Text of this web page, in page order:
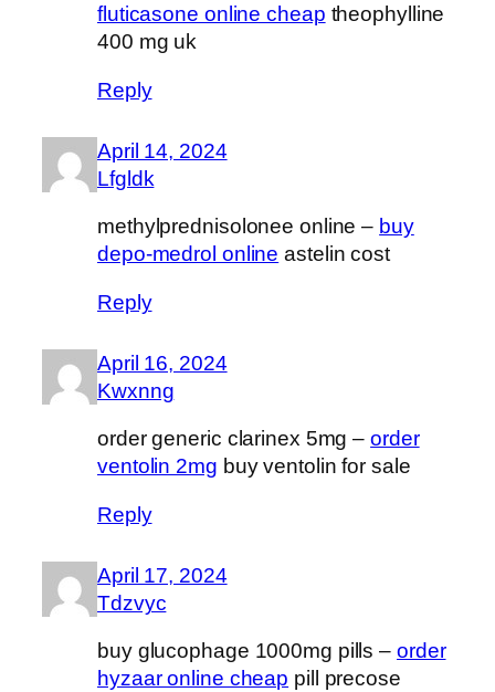
fluticasone online cheap theophylline
400 mg uk
Reply
April 14, 2024
Lfgldk
methylprednisolonee online – buy
depo-medrol online astelin cost
Reply
April 16, 2024
Kwxnng
order generic clarinex 5mg –order
ventolin 2mg buy ventolin for sale
Reply
April 17, 2024
Tdzvyc
buy glucophage 1000mg pills – order
hyzaar online cheap pill precose